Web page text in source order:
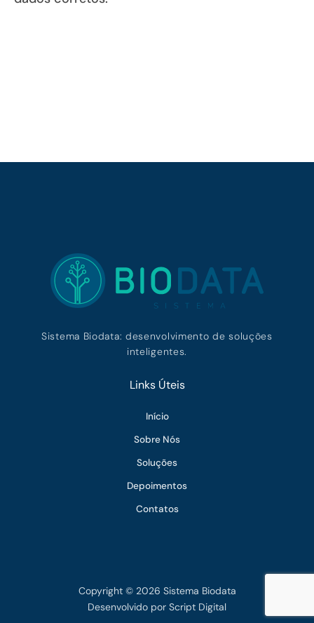
Sistema Biodata: desenvolvimento de soluções
inteligentes.
Links Úteis
Início
Sobre Nós
Soluções
Depoimentos
Contatos
Copyright © 2026 Sistema Biodata
Desenvolvido por Script Digital